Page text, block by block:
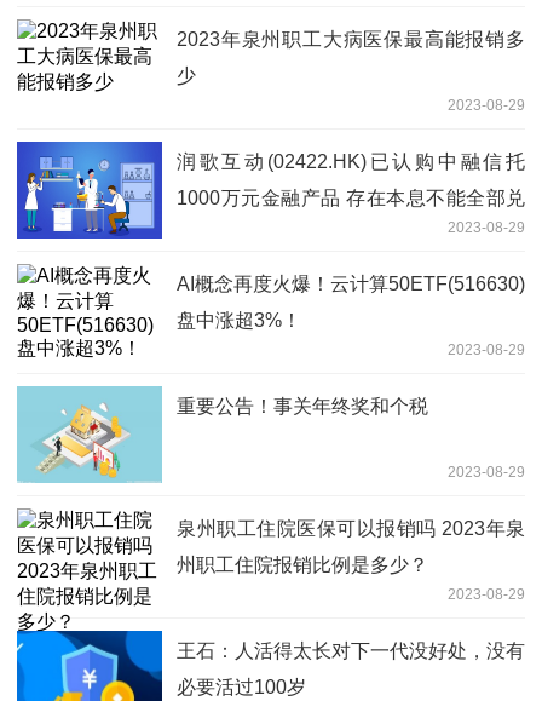
2023年泉州职工大病医保最高能报销多
少
2023-08-29
润歌互动(02422.HK)已认购中融信托
1000万元金融产品 存在本息不能全部兑
2023-08-29
AI概念再度火爆！云计算50ETF(516630)
盘中涨超3%！
2023-08-29
重要公告！事关年终奖和个税
2023-08-29
泉州职工住院医保可以报销吗 2023年泉
州职工住院报销比例是多少？
2023-08-29
王石：人活得太长对下一代没好处，没有
必要活过100岁